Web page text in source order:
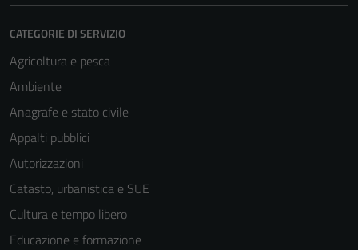
CATEGORIE DI SERVIZIO
Agricoltura e pesca
Ambiente
Anagrafe e stato civile
Appalti pubblici
Autorizzazioni
Catasto, urbanistica e SUE
Cultura e tempo libero
Educazione e formazione